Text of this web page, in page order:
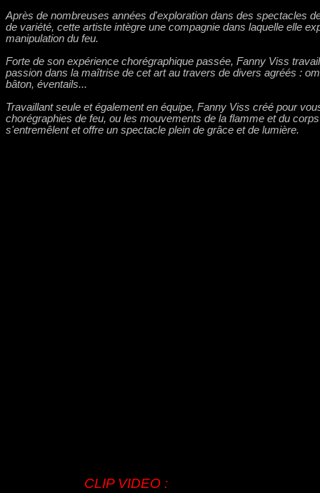
Après de nombreuses années d'exploration dans des spectacles
de variété, cette artiste intègre une compagnie dans laquelle elle
manipulation du feu.
Forte de son expérience chorégraphique passée, Fanny Viss
passion dans la maîtrise de cet art au travers de divers agréés :
bâton, éventails...
Travaillant seule et également en équipe, Fanny Viss créé pour
chorégraphies de feu, ou les mouvements de la flamme et du corps
s'entremêlent et offre un spectacle plein de grâce et de lumière.
CLIP VIDEO :